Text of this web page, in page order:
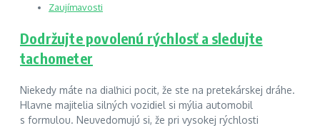
Zaujímavosti
Dodržujte povolenú rýchlosť a sledujte
tachometer
Niekedy máte na diaľnici pocit, že ste na pretekárskej dráhe.
Hlavne majitelia silných vozidiel si mýlia automobil
s formulou. Neuvedomujú si, že pri vysokej rýchlosti